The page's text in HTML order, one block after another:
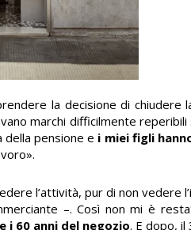
la decisione di
marchi difficilmente
della pensione e i miei figli
l’attività, pur di non
–. Così non mi è
i 60 anni del negozio. E dopo, il